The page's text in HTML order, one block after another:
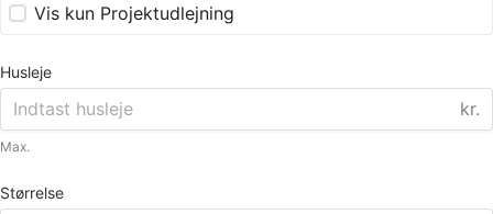
Vis kun Projektudlejning
Husleje
kr.
Max.
Størrelse